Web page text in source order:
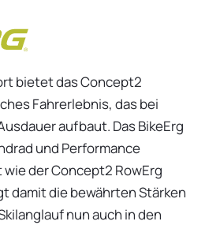
bietet das Concept2
Fahrerlebnis, das bei
aufbaut. Das BikeErg
und Performance
der Concept2 RowErg
damit die bewährten Stärken
nun auch in den